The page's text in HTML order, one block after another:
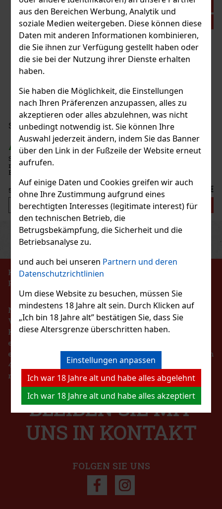
aus den Bereichen Werbung, Analytik und
soziale Medien weitergeben. Diese können diese
Daten mit anderen Informationen kombinieren,
die Sie ihnen zur Verfügung gestellt haben oder
die sie bei der Nutzung ihrer Dienste erhalten
haben.
Sie haben die Möglichkeit, die Einstellungen
nach Ihren Präferenzen anzupassen, alles zu
akzeptieren oder alles abzulehnen, was nicht
unbedingt notwendig ist. Sie können Ihre
Auswahl jederzeit ändern, indem Sie das Banner
über den Link in der Fußzeile der Website erneut
aufrufen.
Auf einige Daten und Cookies greifen wir auch
ohne Ihre Zustimmung aufgrund eines
berechtigten Interesses (legitimate interest) für
den technischen Betrieb, die
Betrugsbekämpfung, die Sicherheit und die
Betriebsanalyse zu.
und auch bei unseren Partnern und deren
Datenschutzrichtlinien
Um diese Website zu besuchen, müssen Sie
mindestens 18 Jahre alt sein. Durch Klicken auf
„Ich bin 18 Jahre alt” bestätigen Sie, dass Sie
diese Altersgrenze überschritten haben.
Einstellungen anpassen
Ich war 18 Jahre alt und habe alles abgelehnt
Ich war 18 Jahre alt und habe alles akzeptiert
Plasencia Triunfal 2026 Gran Toro 1/10
37.11 € ohne VAT 44.90 €
Bestellen
Gurkha Heritage Robusto 1/15
AUF LAGER (> 5 st)
8.68 10.50 €
Bestellen
Neu
Rabatt: 21%
Aktion
Serbetli Toastet Berri 50g
AUF LAGER (3 st)
Serbetli Toastet Berri 50 g – türkischer heller Wasserpfeifentabak
mit dem Geschmack einer würzigen Mischung aus Himbeeren und
Brombeeren.
5.29 € ohne VAT 6.40 €
Bestellen
Rabatt: 24%
Joya de Nicaragua Cinco de Cinco Sampler 4er
AUF LAGER (2 st)
Bestellen
PreviousNext
KEIN VERKAUF VON TABAKERZEUGNISSEN AN
PERSONEN UNTER 18 JAHREN!!!
Nach dem Gesetz über die Registrierung von
Verkäufen ist der Verkäufer verpflichtet, dem
Käufer eine Quittung auszustellen. Gleichzeitig ist
er verpflichtet, die erhaltenen Einnahmen im Falle
eines technischen Ausfalls spätestens innerhalb von
48 Stunden online beim Steuerverwalter zu
registrieren.
BLEIBEN SIE MIT
UNS IN KONTAKT
FOLGEN SIE UNS